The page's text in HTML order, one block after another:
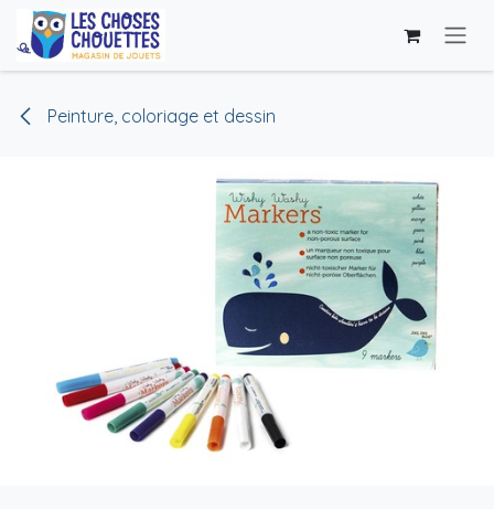
Se rendre au contenu
Peinture, coloriage et dessin